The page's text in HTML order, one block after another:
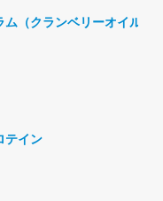
（クランベリーオイル）
テイン